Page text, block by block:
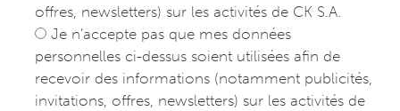
offres, newsletters) sur les activités de CK S.A.
Je n’accepte pas que mes données
personnelles ci-dessus soient utilisées afin de
recevoir des informations (notamment publicités,
invitations, offres, newsletters) sur les activités de